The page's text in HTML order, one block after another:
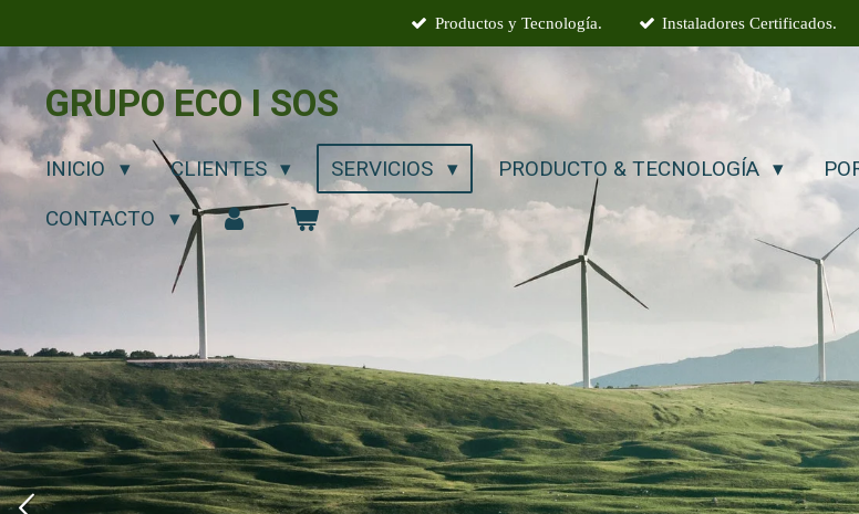
contenido
principal
Productos y Tecnología. Instaladores Certificados.
GRUPO ECO I SOS
INICIO CLIENTES SERVICIOS PRODUCTO & TECNOLOGÍA
CONTACTO